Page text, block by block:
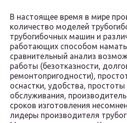
В настоящее время в мире
количество моделей
трубогибочных машин и
работающих способом
сравнительный анализ
работы (безотказности,
ремонтопригодности),
оснастки, удобства, простоты
обслуживания,
сроков изготовления
лидеры производителя